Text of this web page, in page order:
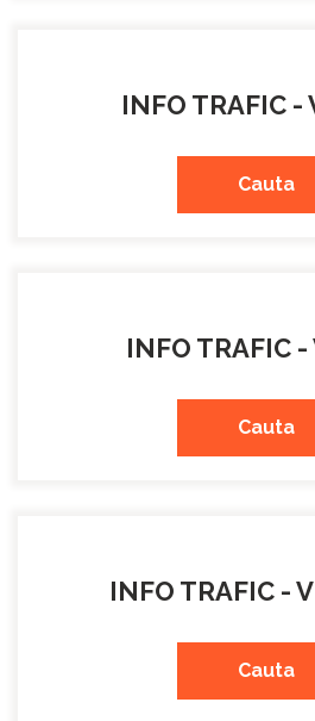
INFO TRAFIC -
Cauta
INFO TRAFIC -
Cauta
INFO TRAFIC -
Cauta